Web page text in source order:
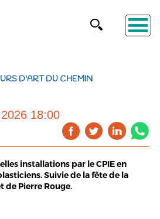
D'ART DU CHEMIN
18:00
installations par le CPIE en
Suivie de la fête de la
de Pierre Rouge.